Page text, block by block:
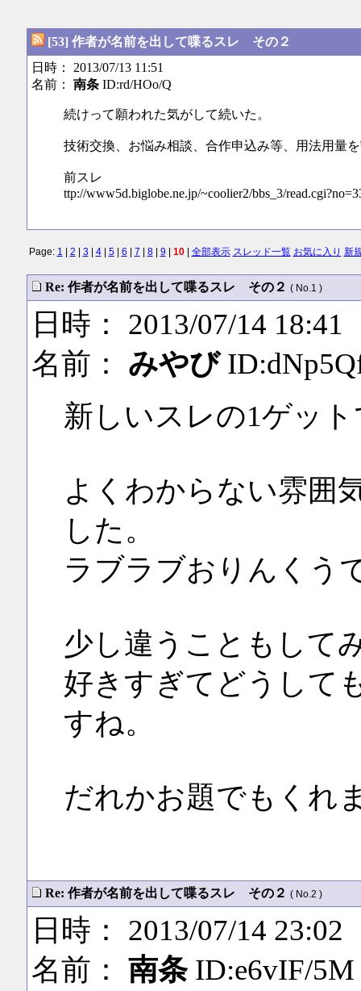
[53] 作者が名前を出して喋るスレ その２
日時： 2013/07/13 11:51
名前： 南条ID:rd/HOo/Q
続けって願われた気がして続いた。
技術交換、お悩み相談、合作申込み等、用法用量
前スレ
ttp://www5d.biglobe.ne.jp/~coolier2/bbs_3/
Page: 1 2 3 4| 5| 6 7 8| 9 10| 全部表示 スレッド一覧 お気に入り 新
Re: 作者が名前を出して喋るスレ その２ ( No.1 )
日時： 2013/07/14 18:41
名前： みやび
新しいスレの1ゲッ
よくわからない雰囲
した。
ラブラブおりんくう
少し違うこともして
好きすぎてどうして
すね。
だれかお題でもくれ
Re: 作者が名前を出して喋るスレ その２ ( No.2 )
日時： 2013/07/14 23:02
名前： 南条ID:e6vIF/5M